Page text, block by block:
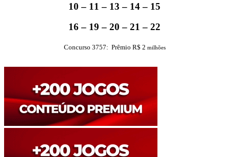
10 – 11 – 13 – 14 – 15
16 – 19 – 20 – 21 – 22
Concurso 3757: Prêmio R$ 2 milhões